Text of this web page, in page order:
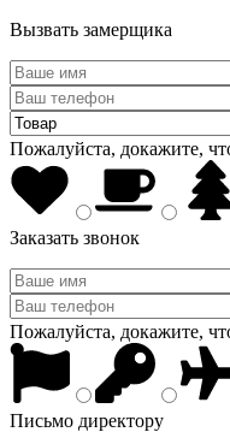
Вызвать замерщика
Пожалуйста, докажите,
Заказать звонок
Пожалуйста, докажите,
Письмо директору